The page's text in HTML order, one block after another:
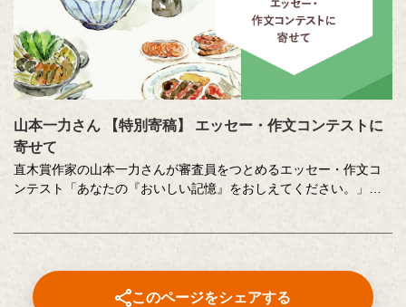
山本一力さん 【特別寄稿】 エッセー・作文コンテストに
寄せて
直木賞作家の山本一力さんが審査員をつとめるエッセー・作文コ
ンテスト「あなたの『おいしい記憶』をおしえてください。」に
このページをシェアする